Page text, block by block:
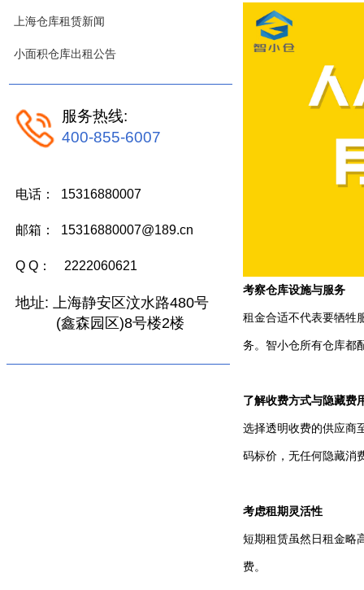
考察仓库设施与服务
租金合适不代表要牺牲
务。智小仓所有仓库都
了解收费方式与隐藏费
选择透明收费的供应商
码标价，无任何隐藏消
考虑租期灵活性
短期租赁虽然日租金略
费。
上海仓库租赁新闻
小面积仓库出租公告
服务热线:
400-855-6007
电话： 15316880007
邮箱： 15316880007@189.cn
Q Q： 2222060621
地址: 上海静安区汶水路480号
(鑫森园区)8号楼2楼